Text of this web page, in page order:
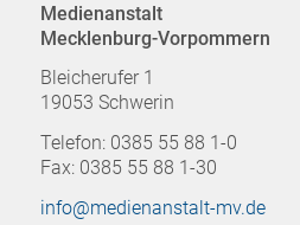
Medienanstalt
Mecklenburg-Vorpommern
Bleicherufer 1
19053 Schwerin
Telefon: 0385 55 88 1-0
Fax: 0385 55 88 1-30
info@medienanstalt-mv.de